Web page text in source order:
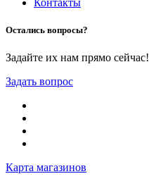
Остались вопросы?
Задайте их нам прямо сейчас!
Задать вопрос
Карта магазинов